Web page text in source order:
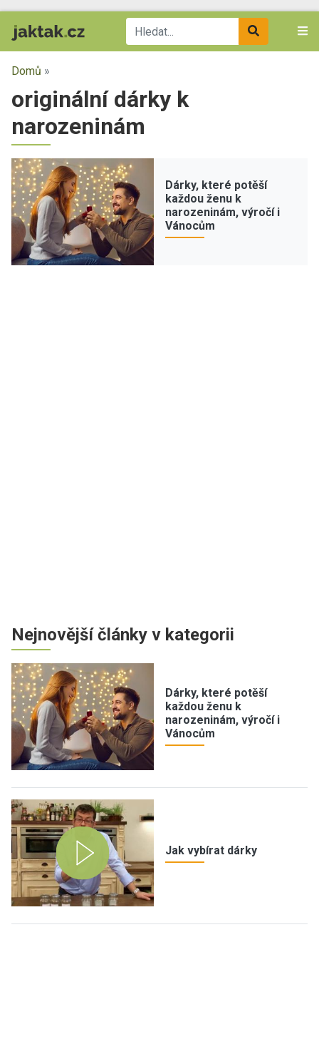
Domů »
originální dárky k
narozeninám
Dárky, které potěší
každou ženu k
narozeninám, výročí i
Vánocům
Nejnovější články v kategorii
Dárky, které potěší
každou ženu k
narozeninám, výročí i
Vánocům
Jak vybírat dárky